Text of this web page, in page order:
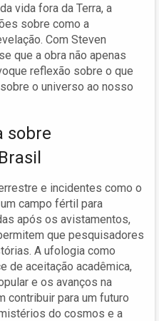
vida fora da Terra, a
sobre como a
Com Steven
que a obra não apenas
reflexão sobre o que
o universo ao nosso
sobre
e incidentes como o
campo fértil para
após os avistamentos,
que pesquisadores
A ufologia como
de aceitação acadêmica,
e os avanços na
contribuir para um futuro
do cosmos e a